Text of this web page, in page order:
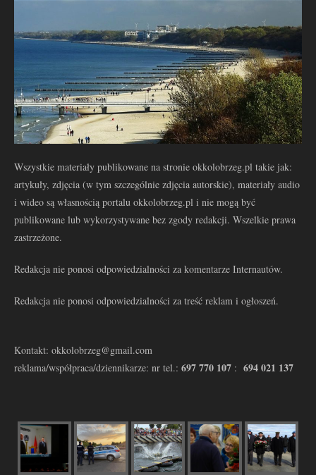
Wszystkie materiały publikowane na stronie okkolobrzeg.pl takie jak:
artykuły, zdjęcia (w tym szczególnie zdjęcia autorskie), materiały audio
i wideo są własnością portalu okkolobrzeg.pl i nie mogą być
publikowane lub wykorzystywane bez zgody redakcji. Wszelkie prawa
zastrzeżone.
Redakcja nie ponosi odpowiedzialności za komentarze Internautów.
Redakcja nie ponosi odpowiedzialności za treść reklam i ogłoszeń.
Kontakt: okkolobrzeg@gmail.com
reklama/współpraca/dziennikarze: nr tel.: 697 770 107 : 694 021 137